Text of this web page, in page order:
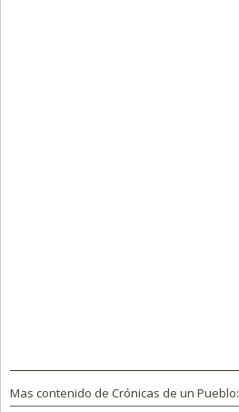
Mas contenido de Crónicas de un Pueblo: